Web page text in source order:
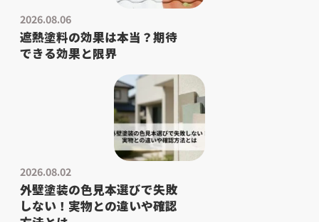
2026.08.06
遮熱塗料の効果は本当？期待
できる効果と限界
2026.08.02
外壁塗装の色見本選びで失敗
しない！実物との違いや確認